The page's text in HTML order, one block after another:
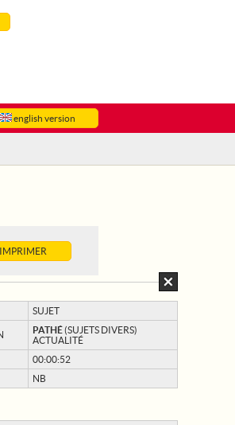
english version
IMPRIMER
SUJET
PATHÉ(SUJETS DIVERS)
ACTUALITÉ
00:00:52
NB